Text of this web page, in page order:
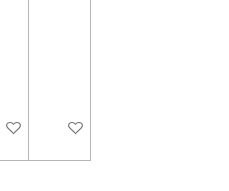
den WarenkorbIn den Warenkorb